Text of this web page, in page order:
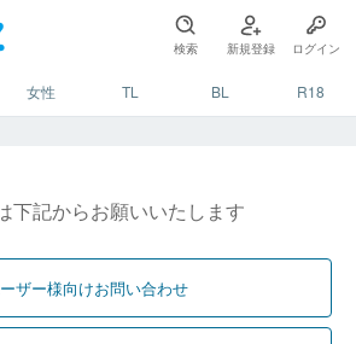
検索 新規登録 ログイン
女性 TL BL R18
下記からお願いいたします
ザー様向けお問い合わせ